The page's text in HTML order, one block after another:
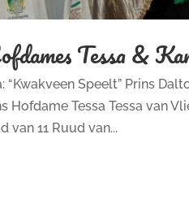
Tessa &
“Kwakveen Speelt” Prins
Hofdame Tessa Tessa van
van 11 Ruud van...